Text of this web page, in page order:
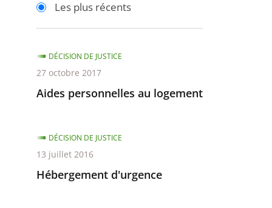
après
Les plus récents
Aides personnelles au logement
DÉCISION DE JUSTICE
27 octobre 2017
Hébergement d'urgence
DÉCISION DE JUSTICE
13 juillet 2016